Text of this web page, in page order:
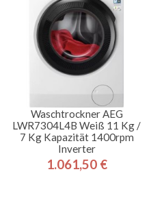
Waschtrockner AEG
LWR7304L4B Weiß 11 Kg /
7 Kg Kapazität 1400rpm
Inverter
Preis
1.061,50 €